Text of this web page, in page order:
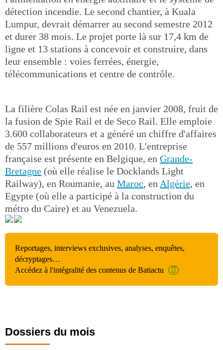
détection incendie. Le second chantier, à Kuala
Lumpur, devrait démarrer au second semestre 2012
et durer 38 mois. Le projet porte là sur 17,4 km de
ligne et 13 stations à concevoir et construire, dans
leur ensemble : voies ferrées, énergie,
télécommunications et centre de contrôle.
La filière Colas Rail est née en janvier 2008, fruit de
la fusion de Spie Rail et de Seco Rail. Elle emploie
3.600 collaborateurs et a généré un chiffre d'affaires
de 557 millions d'euros en 2010. L'entreprise
française est présente en Belgique, en Grande-
Bretagne (où elle réalise le Docklands Light
Railway), en Roumanie, au Maroc, en Algérie, en
Egypte (où elle a participé à la construction du
métro du Caire) et au Venezuela.
Reportages, interviews exclusives, analyses, enquêtes,
décryptages…
Accédez à l'intégralité des contenus de Batiactu
Dossiers du mois